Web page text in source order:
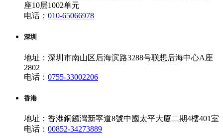
座10层1002单元
电话： 010-65066978
深圳
地址：深圳市南山区后海滨路3288号联想后海中心A座
2802
电话： 0755-33002206
香港
地址：香港銅鑼灣新寧道8號中國太平大廈二期4樓401室
电话： 00852-34273889